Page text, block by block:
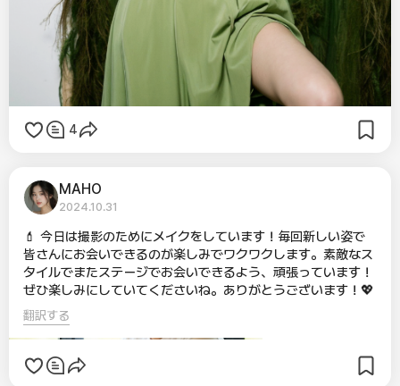
4
MAHO
2024.10.31
💄 今日は撮影のためにメイクをしています！毎回新しい姿で
皆さんにお会いできるのが楽しみでワクワクします。素敵なス
タイルでまたステージでお会いできるよう、頑張っています！
ぜひ楽しみにしていてくださいね。ありがとうございます！💖
翻訳する